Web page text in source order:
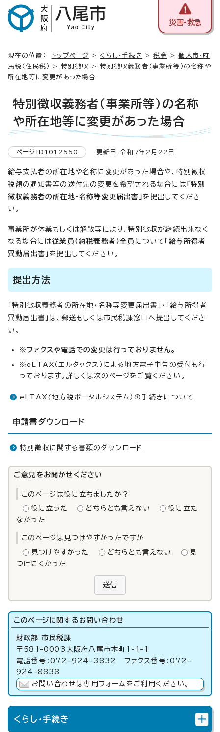
災害・救急
現在の位置： トップページ > くらし・手続き >税金 >個人市・府
民税（住民税）
> 特別徴収
> 特別徴収義務者（事業所等）の名称や
所在地等に変更があった場合
特別徴収義務者（事業所等）の名称
や所在地等に変更があった場合
ページID1012550 更新日 令和7年2月22日
給与支払者の所在地や名称に変更があった場合や、特別徴収
税額の通知書等の送付先の変更を希望される場合には 「特別
徴収義務者の所在地・名称等変更届出書」 を提出してくださ
い。
事業所が休業もしくは解散等により、特別徴収が継続出来なく
なる場合には従業員（納税義務者）全員 について 「給与所得者
異動届出書」 を提出してください。
提出方法
「特別徴収義務者の所在地・名称等変更届出書」・「給与所得者
異動届出書」は、郵送もしくは市民税課窓口へ提出してくださ
い。
※ファクスや電話での変更は行っておりません。
※eLTAX（エルタックス）による地方電子申告の受付も行
っております。詳しくは次のページをご覧ください。
eLTAX(地方税ポータルシステム）の手続きについて
申請書ダウンロード
特別徴収に関する書類のダウンロード
ご意見をお聞かせください
このページは役に立ちましたか？
役に立った どちらとも言えない
役に立た
なかった
このページは見つけやすかったですか
見つけやすかった どちらとも言えない
見
つけにくかった
送信
このページに関する お問い合わせ
財政部 市民税課
〒581-0003大阪府八尾市本町1-1-1
電話番号：072-924-3832 ファクス番号：072-
924-8838
お問い合わせは専用フォームをご利用ください。
くらし・手続き